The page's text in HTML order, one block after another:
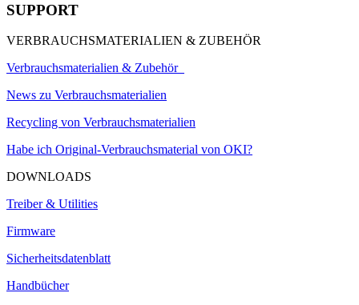
SUPPORT
VERBRAUCHSMATERIALIEN & ZUBEHÖR
Verbrauchsmaterialien & Zubehör
News zu Verbrauchsmaterialien
Recycling von Verbrauchsmaterialien
Habe ich Original-Verbrauchsmaterial von OKI?
DOWNLOADS
Treiber & Utilities
Firmware
Sicherheitsdatenblatt
Handbücher